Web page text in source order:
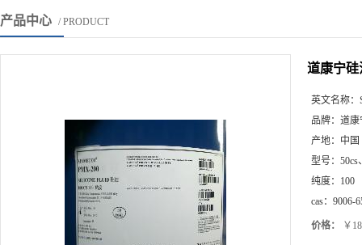
产品中心 / PRODUCT
道康宁硅
英文名称：
品牌： 道康
产地： 中国
型号： 50cs
纯度： 100
cas： 9006-
价格： ￥